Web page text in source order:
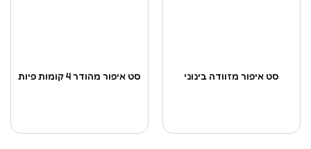
סט איפור מהודר 4 קומות פיות סט איפור מזוודה בינוני